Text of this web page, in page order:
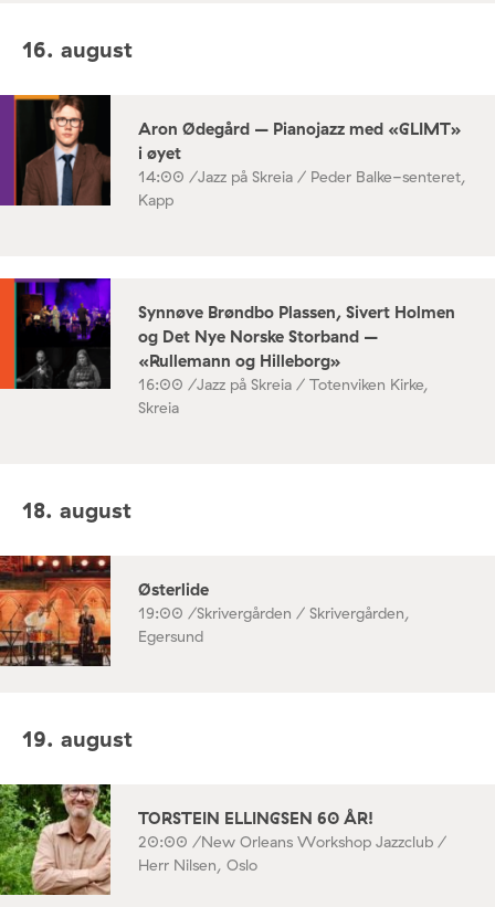
16. august
Aron Ødegård – Pianojazz med «GLIMT»
i øyet
14:00 /Jazz på Skreia / Peder Balke-senteret,
Kapp
Synnøve Brøndbo Plassen, Sivert Holmen
og Det Nye Norske Storband –
«Rullemann og Hilleborg»
16:00 /Jazz på Skreia / Totenviken Kirke,
Skreia
18. august
Østerlide
19:00 /Skrivergården / Skrivergården,
Egersund
19. august
TORSTEIN ELLINGSEN 60 ÅR!
20:00 /New Orleans Workshop Jazzclub /
Herr Nilsen, Oslo